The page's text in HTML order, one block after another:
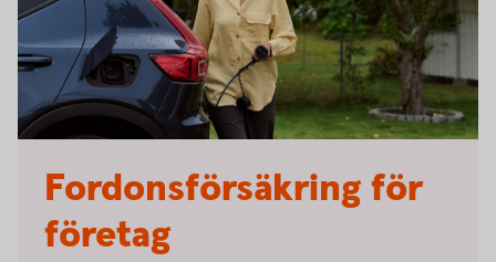
Fordonsförsäkring för
företag